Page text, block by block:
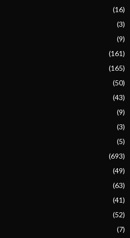
(16)
(3)
(9)
(161)
(165)
(50)
(43)
(9)
(3)
(5)
(693)
(49)
(63)
(41)
(52)
(7)